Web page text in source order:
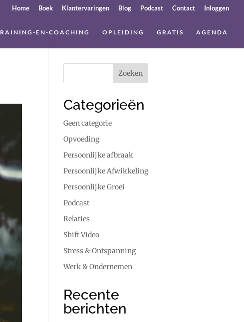
Home Boek Klantervaringen Blog Podcast Contact Inloggen
EN-COACHING OPLEIDING GRATIS AGENDA
Categorieën
Geen categorie
Opvoeding
Persoonlijke afbraak
Persoonlijke Afwikkeling
Persoonlijke Groei
Podcast
Relaties
Shift Video
Stress & Ontspanning
Werk & Ondernemen
Recente
berichten